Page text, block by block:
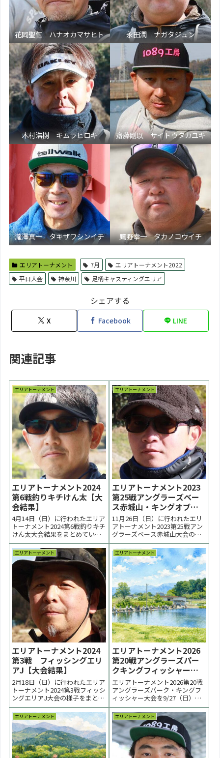
花岡聖仁 ハナオカマサヒト 永田潤 ナガタジュン
木村浩樹 キムラヒロキ 齋藤剛以 サイトウタカユキ
瀧澤真一 タキザワシンイチ 鷹野幸一 タカノコウイチ
エリアトーナメント 7月
エリアトーナメント2022
平日大会
神奈川 足柄キャスティングエリア
シェアする
X Facebook LINE
関連記事
エリアトーナメント
エリアトーナメント2024
第6戦釣りキチけん太【大
会結果】
4月14日（日）に行われたエリア
トーナメント2024第6戦釣りキチ
けん太大会結果をまとめていま
す。桜満開、春の陽気の中で大
会は進行しました。優勝は境和
治選手、２位は根本泰春選手、
３位は中里元紀選手でした。 <
前の大会 2024一覧 次の大会 >表
彰台優勝：境和治選手表彰台ラ
ーメ...
エリアトーナメント
エリアトーナメント2023
第25戦アングラーズベー
ス赤城山・キングオブス
プーニスト大会は渡辺元
気選手が優勝【大会終
了】
11月26日（日）に行われたエリ
アトーナメント2023第25戦アン
グラーズベース赤城山大会の様
子をまとめています。スプーン
縛りのKoFルール。週末の急な
冷え込みで予選の放流魚は不発
気味。決勝はボトム追う展開と
なりました。優勝は渡辺元気選
手。２位は池淳一選手（２週連
続）、３位は柳真...
エリアトーナメント
エリアトーナメント2024
第3戦 フィッシングエリ
アJ【大会結果】
2月18日（日）に行われたエリア
トーナメント2024第3戦フィッシ
ングエリアJ大会の様子をまとめ
ています。２月にしては温かい
１日。日中は気温20℃、水温
14℃まで上昇し決勝トーナメン
トも魚は活発に動きました。優
勝は古川功治選手。２位は根本
喬平選手、３位は荒木智敬選手
でした。 < ...
エリアトーナメント
エリアトーナメント2026
第20戦アングラーズパー
クキングフィッシャー
【大会のお知らせ】
エリアトーナメント2026第20戦
アングラーズパーク・キングフ
ィッシャー大会を9/27（日）に
開催いたします。エントリーは
9/8（火）20:00より受付開始し
ます。 < 前の大会 2026一覧 次の
大会 >【お知らせ】飼料価格上
昇により、９月以後の１日券価
格の値上げが予定されてい...
エリアトーナメント エリアトーナメント